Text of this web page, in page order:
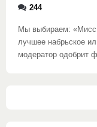
244
Мы выбираем: «Мисс
лучшее набрьское
модератор одобрит